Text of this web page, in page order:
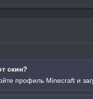
скин?
профиль Minecraft и